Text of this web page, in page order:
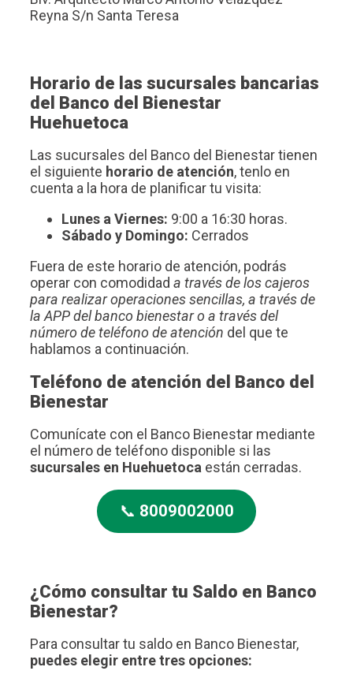
Reyna S/n Santa Teresa
Horario de las sucursales bancarias
del Banco del Bienestar
Huehuetoca
Las sucursales del Banco del Bienestar tienen
el siguiente horario de atención, tenlo en
cuenta a la hora de planificar tu visita:
Lunes a Viernes: 9:00 a 16:30 horas.
Sábado y Domingo: Cerrados
Fuera de este horario de atención, podrás
operar con comodidad a través de los cajeros
para realizar operaciones sencillas, a través de
la APP del banco bienestar o a través del
número de teléfono de atención del que te
hablamos a continuación.
Teléfono de atención del Banco del
Bienestar
Comunícate con el Banco Bienestar mediante
el número de teléfono disponible si las
sucursales en Huehuetoca están cerradas.
📞 8009002000
¿Cómo consultar tu Saldo en Banco
Bienestar?
Para consultar tu saldo en Banco Bienestar,
puedes elegir entre tres opciones: